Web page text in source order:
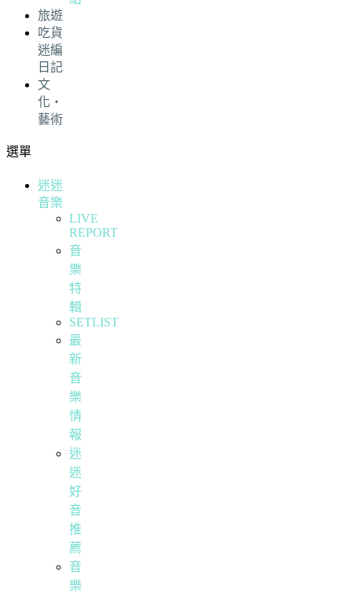
旅遊
吃貨
迷編
日記
文
化・
藝術
選單
迷迷
音樂
LIVE
REPORT
音
樂
特
輯
SETLIST
最
新
音
樂
情
報
迷
迷
好
音
推
薦
音
樂